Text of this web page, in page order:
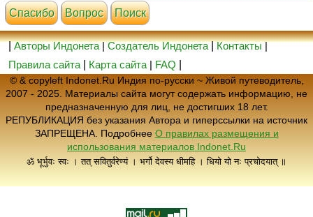
Cпасибо Вопрос Поиск
|Авторы Индонета|Создатель Индонета|Контакты|
Правила сайта
Карта сайта | FAQ
© & copyleft Indonet.Ru Индия по-русски ~ Живой путеводитель,
2007 - 2025. Материалы сайта могут содержать информацию, не
предназначенную для лиц, не достигших 18 лет.
РЕПУБЛИКАЦИЯ без указания Автора и гиперссылки на источник
ЗАПРЕЩЕНА. Подробнее О правилах размещения и
использования материалов Indonet.Ru
ॐ भूर्भुवः स्वः । तत् सवितुर्वरेण्यं । भर्गो देवस्य धीमहि । धियो यो नः प्रचोदयात् ॥